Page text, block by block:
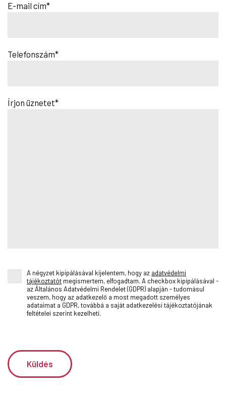
E-mail cím*
Telefonszám*
Írjon üznetet*
A négyzet kipipálásával kijelentem, hogy az adatvédelmi
tájékoztatót megismertem, elfogadtam. A checkbox kipipálásával -
az Általános Adatvédelmi Rendelet (GDPR) alapján - tudomásul
veszem, hogy az adatkezelő a most megadott személyes
adataimat a GDPR, továbbá a saját adatkezelési tájékoztatójának
feltételei szerint kezelheti.